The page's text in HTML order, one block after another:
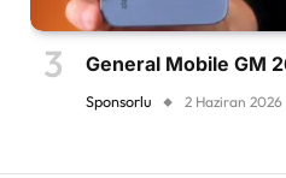
General Mobile GM
Sponsorlu 2 Haziran 2026